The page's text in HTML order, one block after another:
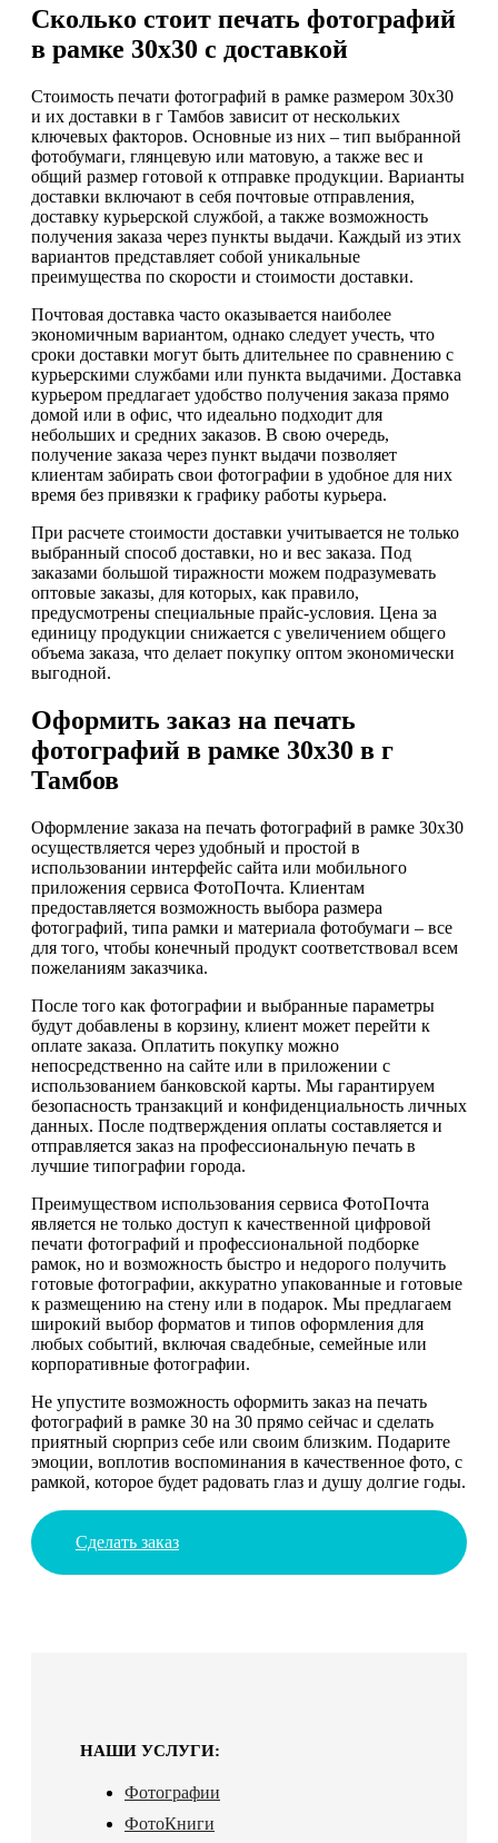
Сколько стоит печать фотографий
в рамке 30х30 с доставкой
Стоимость печати фотографий в рамке размером 30х30
и их доставки в г Тамбов зависит от нескольких
ключевых факторов. Основные из них – тип выбранной
фотобумаги, глянцевую или матовую, а также вес и
общий размер готовой к отправке продукции. Варианты
доставки включают в себя почтовые отправления,
доставку курьерской службой, а также возможность
получения заказа через пункты выдачи. Каждый из этих
вариантов представляет собой уникальные
преимущества по скорости и стоимости доставки.
Почтовая доставка часто оказывается наиболее
экономичным вариантом, однако следует учесть, что
сроки доставки могут быть длительнее по сравнению с
курьерскими службами или пункта выдачими. Доставка
курьером предлагает удобство получения заказа прямо
домой или в офис, что идеально подходит для
небольших и средних заказов. В свою очередь,
получение заказа через пункт выдачи позволяет
клиентам забирать свои фотографии в удобное для них
время без привязки к графику работы курьера.
При расчете стоимости доставки учитывается не только
выбранный способ доставки, но и вес заказа. Под
заказами большой тиражности можем подразумевать
оптовые заказы, для которых, как правило,
предусмотрены специальные прайс-условия. Цена за
единицу продукции снижается с увеличением общего
объема заказа, что делает покупку оптом экономически
выгодной.
Оформить заказ на печать
фотографий в рамке 30х30 в г
Тамбов
Оформление заказа на печать фотографий в рамке 30х30
осуществляется через удобный и простой в
использовании интерфейс сайта или мобильного
приложения сервиса ФотоПочта. Клиентам
предоставляется возможность выбора размера
фотографий, типа рамки и материала фотобумаги – все
для того, чтобы конечный продукт соответствовал всем
пожеланиям заказчика.
После того как фотографии и выбранные параметры
будут добавлены в корзину, клиент может перейти к
оплате заказа. Оплатить покупку можно
непосредственно на сайте или в приложении с
использованием банковской карты. Мы гарантируем
безопасность транзакций и конфиденциальность личных
данных. После подтверждения оплаты составляется и
отправляется заказ на профессиональную печать в
лучшие типографии города.
Преимуществом использования сервиса ФотоПочта
является не только доступ к качественной цифровой
печати фотографий и профессиональной подборке
рамок, но и возможность быстро и недорого получить
готовые фотографии, аккуратно упакованные и готовые
к размещению на стену или в подарок. Мы предлагаем
широкий выбор форматов и типов оформления для
любых событий, включая свадебные, семейные или
корпоративные фотографии.
Не упустите возможность оформить заказ на печать
фотографий в рамке 30 на 30 прямо сейчас и сделать
приятный сюрприз себе или своим близким. Подарите
эмоции, воплотив воспоминания в качественное фото, с
рамкой, которое будет радовать глаз и душу долгие годы.
Сделать заказ
НАШИ УСЛУГИ:
Фотографии
ФотоКниги